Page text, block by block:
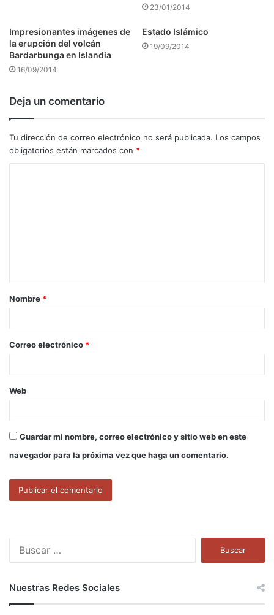
23/01/2014
Impresionantes imágenes de
la erupción del volcán
Bardarbunga en Islandia
16/09/2014
Estado Islámico
19/09/2014
Deja un comentario
Tu dirección de correo electrónico no será publicada. Los campos
obligatorios están marcados con *
a
r
*
Nombre *
Correo electrónico *
Web
Guardar mi nombre, correo electrónico y sitio web en este
navegador para la próxima vez que haga un comentario.
Nuestras Redes Sociales